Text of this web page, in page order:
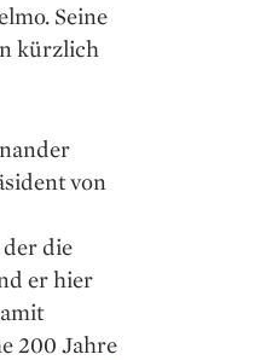
Seine
kürzlich
von
die
er hier
200 Jahre